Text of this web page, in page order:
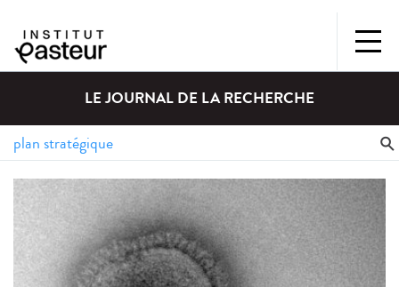
LE JOURNAL DE LA RECHERCHE